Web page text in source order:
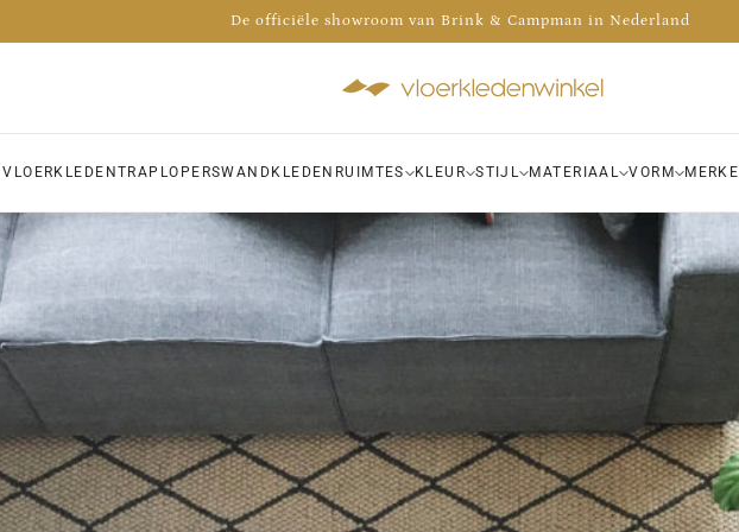
Advies nodig? Bel 035 - 30 30 009
TRAPLOPERSWANDKLEDEN RUIMTES KLEUR STIJL MATERIAAL VORM